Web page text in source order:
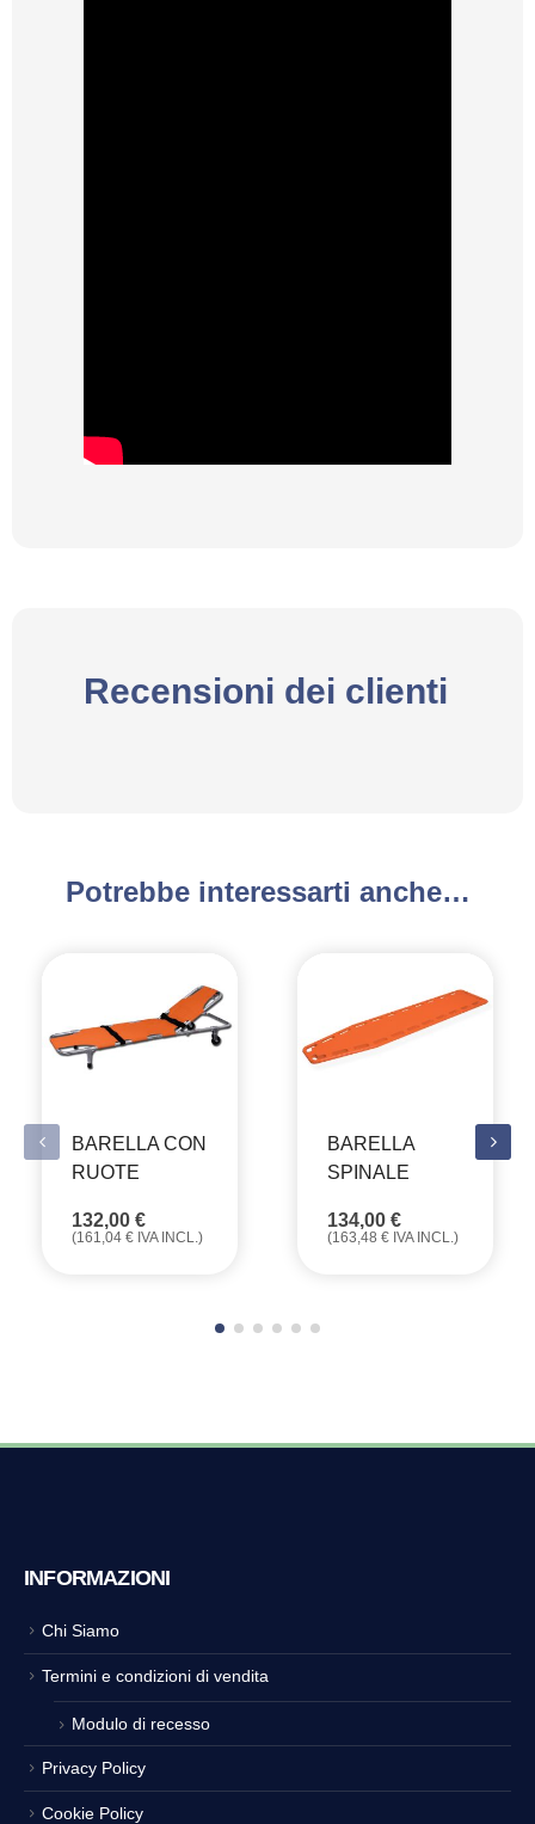
Recensioni dei clienti
Potrebbe interessarti anche…
BARELLA CON
RUOTE
132,00 €
(161,04 € IVA INCL.)
BARELLA
SPINALE
134,00 €
(163,48 € IVA INCL.)
INFORMAZIONI
Chi Siamo
Termini e condizioni di vendita
Modulo di recesso
Privacy Policy
Cookie Policy